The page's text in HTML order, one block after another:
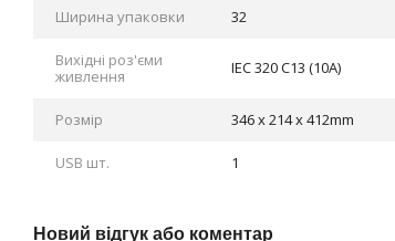
Ширина упаковки 32
Вихідні роз'єми
живлення
IEC 320 C13 (10A)
Розмір 346 x 214 x 412mm
USB шт. 1
Новий відгук або коментар